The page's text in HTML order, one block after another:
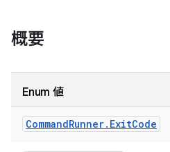
概要
Enum 値
CommandRunner. ExitCode